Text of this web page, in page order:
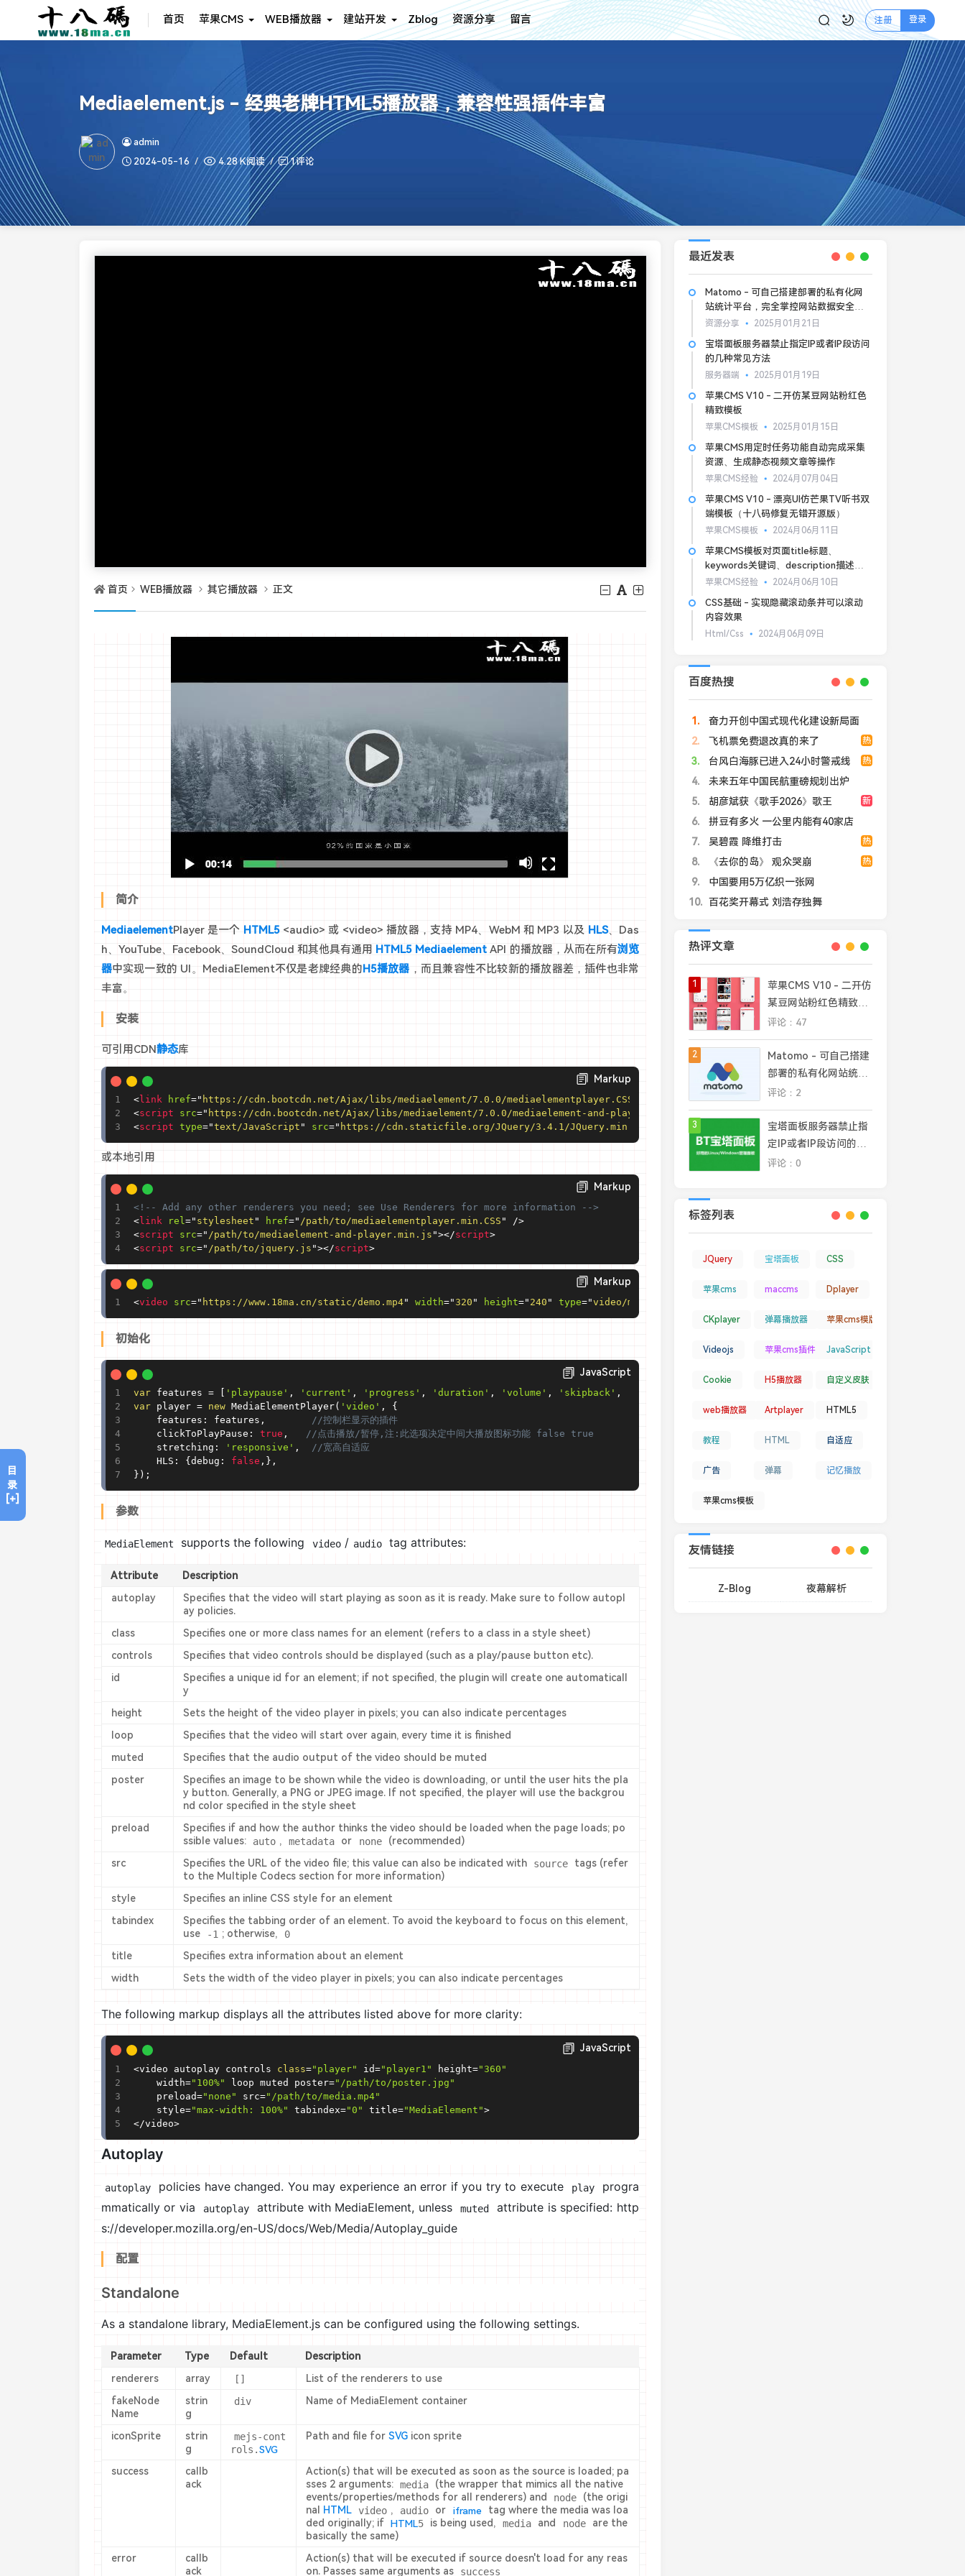
首页 苹果CMS WEB播放器 建站开发 Zblog 资源分享 留言 注册 登录
Mediaelement.js - 经典老牌HTML5播放器，兼容性强插件丰富
admin
2024-05-16
4.28 K阅读 1评论
首页 WEB播放器 其它播放器 正文
简介
MediaelementPlayer 是一个 HTML5<audio> 或 <video> 播放器，支持 MP4、WebM 和 MP3 以及 HLS、Das
h、YouTube、Facebook、SoundCloud 和其他具有通用 HTML5 Mediaelement API 的播放器，从而在所有浏览
器中实现一致的 UI。 MediaElement不仅是老牌经典的H5播放器 ，而且兼容性不比较新的播放器差，插件也非常
丰富。
安装
可引用CDN静态库
Markup
<link href=" https://cdn.bootcdn.net/Ajax/libs/mediaelement/7.0.0/mediaelementplayer.CSS stylesheet">
<script src=" https://cdn.bootcdn.net/Ajax/libs/mediaelement/7.0.0/mediaelement-and-player.js script>
<script type="text/JavaScript " src=" https://cdn.staticfile.org/JQuery/3.4.1/JQuery.min.js script
或本地引用
Markup
<!-- Add any other renderers you need; see Use Renderers for more information -->
<link rel=" stylesheet " href=" /path/to/mediaelementplayer.min.CSS "
/>
<script src=" /path/to/mediaelement-and-player.min.js "></script>
<script src=" /path/to/jquery.js "></script>
Markup
<video src=" https://www.18ma.cn/static/demo.mp4" width=" 320 " height=" 240 " type="video/mp4
初始化
JavaScript
var features = 'playpause' , 'current' , 'progress' , 'duration' , 'volume' , 'skipback' ,
var player = new MediaElementPlayer( 'video' ,
{
	features
: features ,
//控制栏显示的插件
	clickToPlayPause
: true ,
//点击播放/暂停,注:此选项决定中间大播放图标功能 false true
	stretching
: 'responsive' ,
//宽高自适应
	HLS
: { debug : false , } ,
} ) ;
参数
MediaElement supports the following video / audio tag attributes:
Attribute
Description
autoplay
Specifies that the video will start playing as soon as it is ready. Make sure to follow autopl
ay policies.
class
Specifies one or more class names for an element (refers to a class in a style sheet)
controls
Specifies that video controls should be displayed (such as a play/pause button etc).
id
Specifies a unique id for an element; if not specified, the plugin will create one automaticall
y
height
Sets the height of the video player in pixels; you can also indicate percentages
loop
Specifies that the video will start over again, every time it is finished
muted
Specifies that the audio output of the video should be muted
poster
Specifies an image to be shown while the video is downloading, or until the user hits the pla
y button. Generally, a PNG or JPEG image. If not specified, the player will use the backgrou
nd color specified in the style sheet
preload
Specifies if and how the author thinks the video should be loaded when the page loads; po
ssible values:
auto , metadata or none
(recommended)
src
Specifies the URL of the video file; this value can also be indicated with source
tags (refer
to the Multiple Codecs section for more information)
style
Specifies an inline CSS style for an element
tabindex
Specifies the tabbing order of an element. To avoid the keyboard to focus on this element,
use
-1 ; otherwise,
0
title
Specifies extra information about an element
width
Sets the width of the video player in pixels; you can also indicate percentages
The following markup displays all the attributes listed above for more clarity:
JavaScript
<video autoplay controls class="player" id="player1" height="360"
	width
="100%" loop muted poster="/path/to/poster.jpg"
	preload
="none" src="/path/to/media.mp4"
	style
="max-width: 100%" tabindex="0" title="MediaElement">
</video>
Autoplay
autoplay policies have changed. You may experience an error if you try to execute play
progra
mmatically or via
autoplay attribute with MediaElement, unless muted
attribute is specified: http
s://developer.mozilla.org/en-US/docs/Web/Media/Autoplay_guide
配置
Standalone
As a standalone library, MediaElement.jscan be configured using the following settings.
Parameter Type Default
Description
renderers
array []
List of the renderers to use
fakeNode
Name
strin
g
div Name of MediaElement container
iconSprite
strin
g
mejs-cont
rols.SVG
Path and file for SVGicon sprite
success
callb
ack
Action(s) that will be executed as soon as the source is loaded; pa
sses 2 arguments: media
(the wrapper that mimics all the native
events/properties/methods for all renderers) and
node
(the origi
nal
HTML video , audio or iframe
tag where the media was loa
ded originally; if HTML5 is being used, media and node
are the
basically the same)
error
callb
ack
Action(s) that will be executed if source doesn't load for any reas
on. Passes same arguments as
success
最近发表
Matomo - 可自己搭建部署的私有化网
站统计平台，完全掌控网站数据安全和
隐私
资源分享 2025月01月21日
宝塔面板服务器禁止指定IP或者IP段访问
的几种常见方法
服务器端 2025月01月19日
苹果CMS V10 - 二开仿某豆网站粉红色
精致模板
苹果CMS模板 2025月01月15日
苹果CMS用定时任务功能自动完成采集
资源、生成静态视频文章等操作
苹果CMS经验 2024月07月04日
苹果CMS V10 - 漂亮UI仿芒果TV听书双
端模板（十八码修复无错开源版）
苹果CMS模板 2024月06月11日
苹果CMS模板对页面title标题、
keywords关键词、description描述的
基本SEO优化
苹果CMS经验 2024月06月10日
CSS基础 - 实现隐藏滚动条并可以滚动
内容效果
Html/Css 2024月06月09日
百度热搜
1
奋力开创中国式现代化建设新局面
2
热
飞机票免费退改真的来了
3
热
台风白海豚已进入24小时警戒线
4
未来五年中国民航重磅规划出炉
5
新
胡彦斌获《歌手2026》歌王
6
拼豆有多火 一公里内能有40家店
7
热
吴碧霞 降维打击
8
热
《去你的岛》 观众哭崩
9
中国要用5万亿织一张网
10
百花奖开幕式 刘浩存独舞
热评文章
1
苹果CMS V10 - 二开仿
某豆网站粉红色精致模
板
评论：47
2
Matomo - 可自己搭建
部署的私有化网站统计
平台，完全掌控网站数
据安全和隐私
评论：2
3
宝塔面板服务器禁止指
定IP或者IP段访问的几
种常见方法
评论：0
标签列表
JQuery 宝塔面板 CSS
苹果cms maccms Dplayer
CKplayer 弹幕播放器 苹果cms模版
Videojs 苹果cms插件 JavaScript
Cookie H5播放器 自定义皮肤
web播放器 Artplayer HTML5
教程 HTML 自适应
广告 弹幕 记忆播放
苹果cms模板
友情链接
Z-Blog 夜幕解析
目
录
[+]